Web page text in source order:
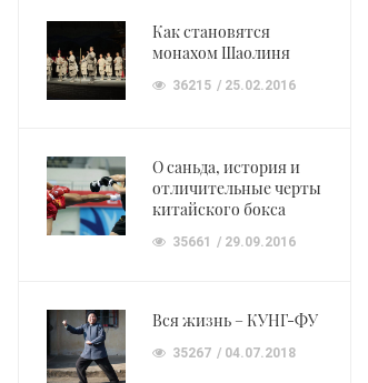
Как становятся
монахом Шаолиня
36215 25.02.2016
О саньда, история и
отличительные черты
китайского бокса
35661 29.09.2016
Вся жизнь – КУНГ-ФУ
35267 04.07.2018